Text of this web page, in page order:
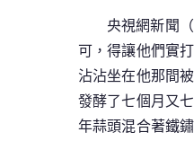
央視網新聞
可，得讓他們實
沾沾坐在他那間
發酵了七個月又
年蒜頭混合著鐵